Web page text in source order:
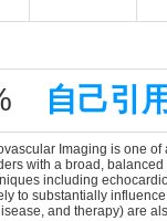
自己引
Imaging is one
with a broad,
including
to substantially
and therapy) are